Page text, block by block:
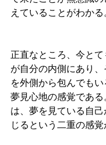
えていることがわかる
正直なところ、今と
が自分の内側にあり、
を外側から包んでもい
夢見心地の感覚である
は、夢を見ている自
じるという二重の感覚